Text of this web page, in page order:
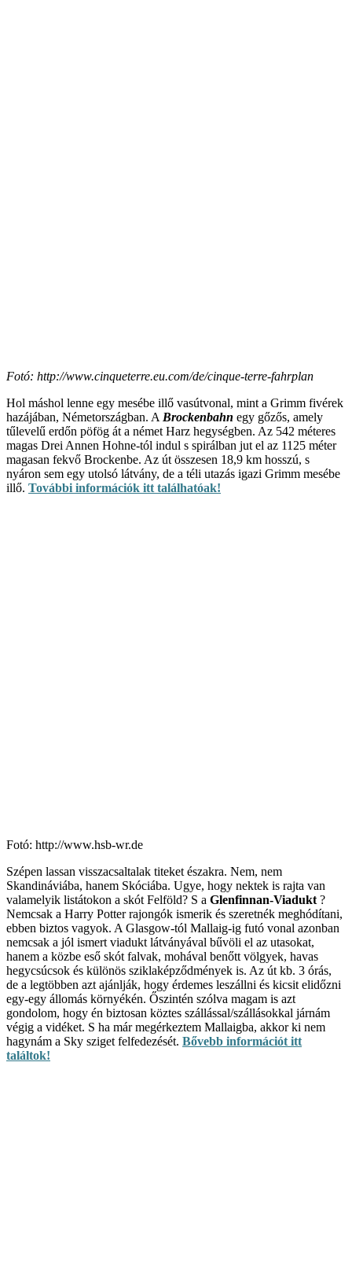
Fotó: http://www.cinqueterre.eu.com/de/cinque-terre-fahrplan
Hol máshol lenne egy mesébe illő vasútvonal, mint a Grimm fivérek
hazájában, Németországban. A Brockenbahn egy gőzős, amely
tűlevelű erdőn pöfög át a német Harz hegységben. Az 542 méteres
magas Drei Annen Hohne-tól indul s spirálban jut el az 1125 méter
magasan fekvő Brockenbe. Az út összesen 18,9 km hosszú, s
nyáron sem egy utolsó látvány, de a téli utazás igazi Grimm mesébe
illő. További információk itt találhatóak!
Fotó: http://www.hsb-wr.de
Szépen lassan visszacsaltalak titeket északra. Nem, nem
Skandináviába, hanem Skóciába. Ugye, hogy nektek is rajta van
valamelyik listátokon a skót Felföld? S a Glenfinnan-Viadukt ?
Nemcsak a Harry Potter rajongók ismerik és szeretnék meghódítani,
ebben biztos vagyok. A Glasgow-tól Mallaig-ig futó vonal azonban
nemcsak a jól ismert viadukt látványával bűvöli el az utasokat,
hanem a közbe eső skót falvak, mohával benőtt völgyek, havas
hegycsúcsok és különös sziklaképződmények is. Az út kb. 3 órás,
de a legtöbben azt ajánlják, hogy érdemes leszállni és kicsit elidőzni
egy-egy állomás környékén. Őszintén szólva magam is azt
gondolom, hogy én biztosan köztes szállással/szállásokkal járnám
végig a vidéket. S ha már megérkeztem Mallaigba, akkor ki nem
hagynám a Sky sziget felfedezését. Bővebb információt itt
találtok!